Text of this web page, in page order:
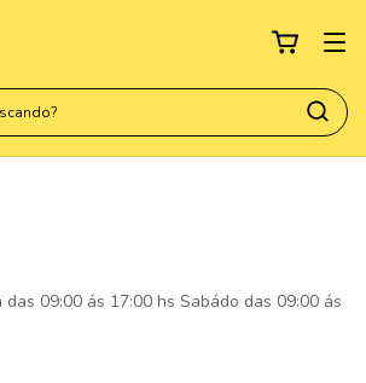
09:00 ás 17:00 hs Sabádo das 09:00 ás